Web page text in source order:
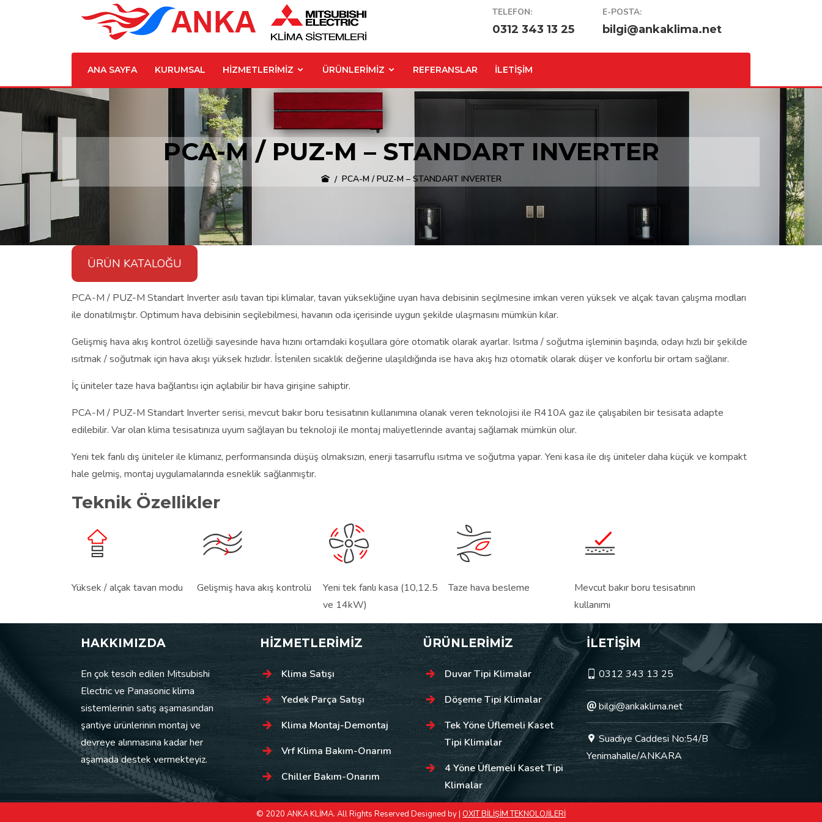
TELEFON:
0312 343 13 25
E-POSTA:
bilgi@ankaklima.net
ANA SAYFA KURUMSAL HİZMETLERİMİZ ÜRÜNLERİMİZ REFERANSLAR İLETİŞİM
PCA-M / PUZ-M – STANDART INVERTER
PCA-M / PUZ-M – STANDART INVERTER
ÜRÜN KATALOĞU
PCA-M / PUZ-M Standart Inverter asılı tavan tipi klimalar, tavan yüksekliğine uyan hava debisinin seçilmesine imkan veren yüksek ve alçak tavan çalışma modları
ile donatılmıştır. Optimum hava debisinin seçilebilmesi, havanın oda içerisinde uygun şekilde ulaşmasını mümkün kılar.
Gelişmiş hava akış kontrol özelliği sayesinde hava hızını ortamdaki koşullara göre otomatik olarak ayarlar. Isıtma / soğutma işleminin başında, odayı hızlı bir şekilde
ısıtmak / soğutmak için hava akışı yüksek hızlıdır. İstenilen sıcaklık değerine ulaşıldığında ise hava akış hızı otomatik olarak düşer ve konforlu bir ortam sağlanır.
İç üniteler taze hava bağlantısı için açılabilir bir hava girişine sahiptir.
PCA-M / PUZ-M Standart Inverter serisi, mevcut bakır boru tesisatının kullanımına olanak veren teknolojisi ile R410A gaz ile çalışabilen bir tesisata adapte
edilebilir. Var olan klima tesisatınıza uyum sağlayan bu teknoloji ile montaj maliyetlerinde avantaj sağlamak mümkün olur.
Yeni tek fanlı dış üniteler ile klimanız, performansında düşüş olmaksızın, enerji tasarruflu ısıtma ve soğutma yapar. Yeni kasa ile dış üniteler daha küçük ve kompakt
hale gelmiş, montaj uygulamalarında esneklik sağlanmıştır.
Teknik Özellikler
Yüksek / alçak tavan modu Gelişmiş hava akış kontrolü
Yeni tek fanlı kasa (10,12.5
ve 14kW)
Taze hava besleme
Mevcut bakır boru tesisatının
kullanımı
HAKKIMIZDA
En çok tescih edilen Mitsubishi
Electric ve Panasonic klima
sistemlerinin satış aşamasından
şantiye ürünlerinin montaj ve
devreye alınmasına kadar her
aşamada destek vermekteyiz.
HİZMETLERİMİZ
Klima Satışı
Yedek Parça Satışı
Klima Montaj-Demontaj
Vrf Klima Bakım-Onarım
Chiller Bakım-Onarım
ÜRÜNLERİMİZ
Duvar Tipi Klimalar
Döşeme Tipi Klimalar
Tek Yöne Üflemeli Kaset
Tipi Klimalar
4 Yöne Üflemeli Kaset Tipi
Klimalar
İLETİŞİM
0312 343 13 25
bilgi@ankaklima.net
Suadiye Caddesi No:54/B
Yenimahalle/ANKARA
© 2020 ANKA KLİMA. All Rights Reserved Designed by | OXIT BİLİŞİM TEKNOLOJİLERİ